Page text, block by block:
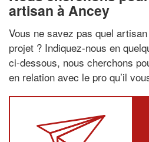
artisan à Ancey
Vous ne savez pas quel
projet ? Indiquez-nous en
ci-dessous, nous cherchons
en relation avec le pro qu’il